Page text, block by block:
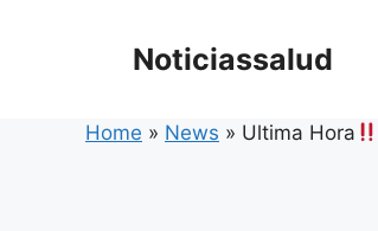
Noticiassalud
Home » News » Ultima Hora